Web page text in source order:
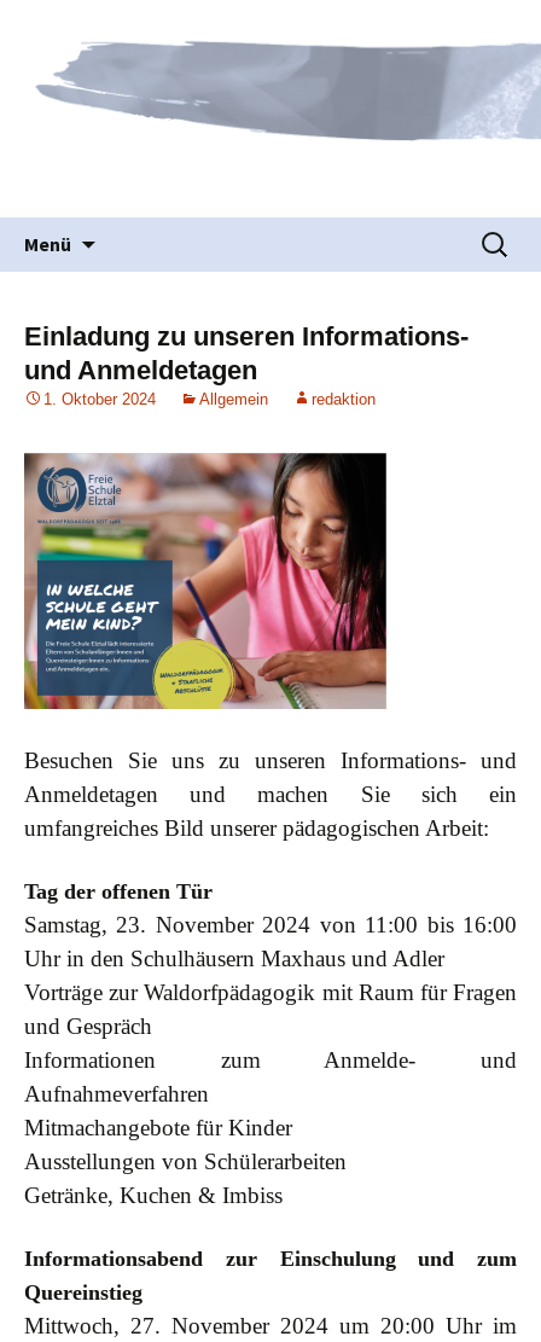
Freie Schule Elztal
Waldorfpädagogik seit 1986
Menü
zum
nach:
Einladung zu unseren Informations-
und Anmeldetagen
1. Oktober 2024 Allgemein redaktion
Besuchen Sie uns zu unseren Informations- und
Anmeldetagen und machen Sie sich ein
umfangreiches Bild unserer pädagogischen Arbeit:
Tag der offenen Tür
Samstag, 23. November 2024 von 11:00 bis 16:00
Uhr in den Schulhäusern Maxhaus und Adler
Vorträge zur Waldorfpädagogik mit Raum für Fragen
und Gespräch
Informationen zum Anmelde- und
Aufnahmeverfahren
Mitmachangebote für Kinder
Ausstellungen von Schülerarbeiten
Getränke, Kuchen & Imbiss
Informationsabend zur Einschulung und zum
Quereinstieg
Mittwoch, 27. November 2024 um 20:00 Uhr im